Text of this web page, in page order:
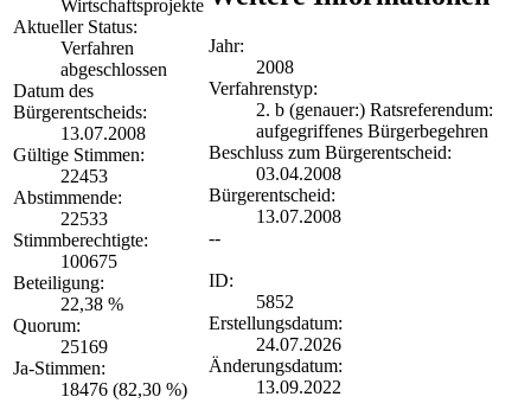
Wirtschaftsprojekte
Aktueller Status:
Verfahren
abgeschlossen
Datum des
Bürgerentscheids:
13.07.2008
Gültige Stimmen:
22453
Abstimmende:
22533
Stimmberechtigte:
100675
Beteiligung:
22,38 %
Quorum:
25169
Ja-Stimmen:
18476 (82,30 %)
Jahr:
2008
Verfahrenstyp:
2. b (genauer:) Ratsreferendum:
aufgegriffenes Bürgerbegehren
Beschluss zum Bürgerentscheid:
03.04.2008
Bürgerentscheid:
13.07.2008
--
ID:
5852
Erstellungsdatum:
24.07.2026
Änderungsdatum:
13.09.2022